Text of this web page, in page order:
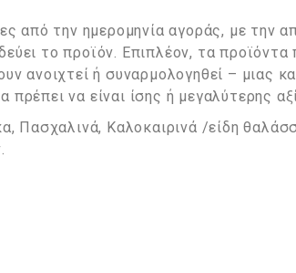
από την ημερομηνία αγοράς, με την
το προϊόν. Επιπλέον, τα
ανοιχτεί ή συναρμολογηθεί – μιας
να είναι ίσης ή μεγαλύτερης
Πασχαλινά, Καλοκαιρινά /είδη